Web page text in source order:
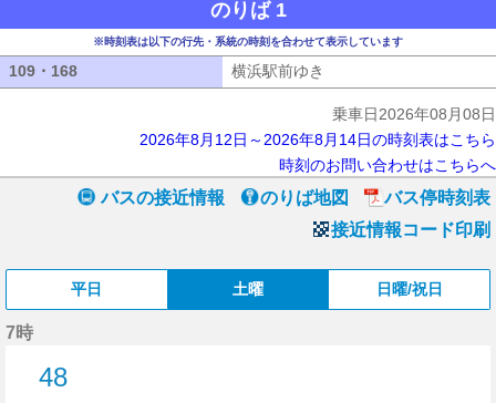
のりば 1
※時刻表は以下の行先・系統の時刻を合わせて表示しています
109・168 横浜駅前ゆき
乗車日2026年08月08日
2026年8月12日～2026年8月14日の時刻表はこちら
時刻のお問い合わせはこちらへ
バスの接近情報 のりば地図
バス停時刻表
接近情報コード印刷
平日 土曜 日曜/祝日
7時
48